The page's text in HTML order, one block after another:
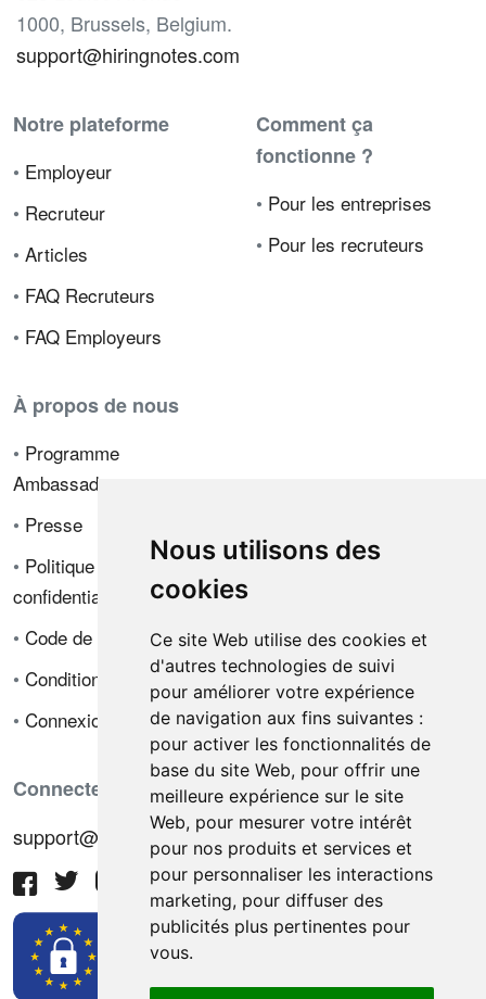
Nous utilisons des
cookies
Ce site Web utilise des cookies et
d'autres technologies de suivi
pour améliorer votre expérience
de navigation aux fins suivantes :
pour activer les fonctionnalités de
base du site Web, pour offrir une
meilleure expérience sur le site
Web, pour mesurer votre intérêt
pour nos produits et services et
pour personnaliser les interactions
marketing, pour diffuser des
publicités plus pertinentes pour
vous.
1000, Brussels, Belgium.
support@hiringnotes.com
Notre plateforme
• Employeur
• Recruteur
• Articles
• FAQ Recruteurs
• FAQ Employeurs
Comment ça
fonctionne ?
• Pour les entreprises
• Pour les recruteurs
À propos de nous
• Programme
Ambassadeur
• Presse
• Politique de
confidentialité
• Code de déontologie
• Conditions de vente
• Connexion
Connectez-vous avec nous
support@hiringnotes.com